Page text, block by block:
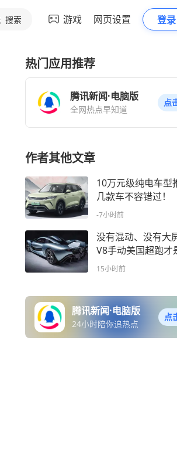
搜索 游戏 网页设置 登录
热门应用推荐
腾讯新闻·电脑版
全网热点早知道
点
作者其他文章
10万元级纯电车型
几款车不容错过！
-7小时前
没有混动、没有大
V8手动美国超跑才
驾驶机器！
15小时前
腾讯新闻·电脑版
24小时陪你追热点
点